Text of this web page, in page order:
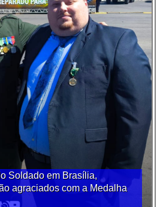
Soldado em Brasília,
agraciados com a Medalha